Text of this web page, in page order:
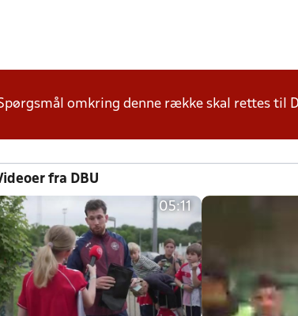
omkring denne række skal rettes til
fra DBU
05:11